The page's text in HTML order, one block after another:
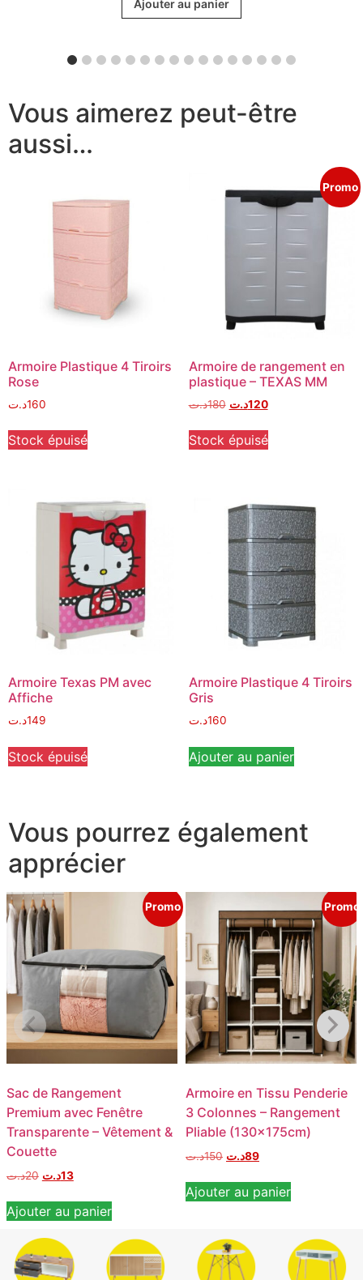
Ajouter au panier
Vous aimerez peut-être
aussi…
Armoire Plastique 4 Tiroirs
Rose
160د.ت
Stock épuisé
Promo
Armoire de rangement en
plastique – TEXAS MM
180د.ت 120د.ت
Stock épuisé
Armoire Texas PM avec
Affiche
149د.ت
Stock épuisé
Armoire Plastique 4 Tiroirs
Gris
160د.ت
Ajouter au panier
Vous pourrez également
apprécier
Promo
Sac de Rangement
Premium avec Fenêtre
Transparente – Vêtement &
Couette
20د.ت 13د.ت
Ajouter au panier
Promo
Armoire en Tissu Penderie
3 Colonnes – Rangement
Pliable (130x175cm)
150د.ت 89د.ت
Ajouter au panier